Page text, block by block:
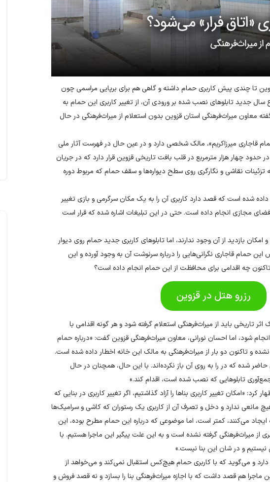
تا چندی پیش کاربری حمام داشته و گاهی هم برای برپایی مراسمی چون
سال جدید تابلوهای نصب شده بر ورودی آن، از تغییر کاربری این حمام به
معاون میراث‌فرهنگی استان قزوین بدون استعلام از میراث‌فرهنگی در حال
قاجاری میرزاکریم»، مالک شخصی دارد و در عین حال در فهرست آثار ملی
چهار هزار مترمربع در قلب بافت تاریخی قزوین قرار دارد که در جریان
در سال ۱۳۹۴، سه لایه تزئینات نقاشی و نگارگری روی سطح دیواره‌ها و سقف حمام که مربوط دوره
شده است که قصد دارد کاربری آن را به یک مکان سرگرمی و بازی تغییر
مجازی انجام داده‌ است. حتی در این تبلیغات اشاره شده که قرار است
بازدید از آن وجود ندارند، اما تابلوهای کاربری جدید حمام روی دیوار
قاجاری نگرانی‌هایی را درباره سرنوشت آن به وجود آورده و این
چه اقدامی برای محافظت از این حمام انجام داده است؟
رزرو هتل در قزوین
تاریخی باید از میراث‌فرهنگی استعلام گرفته شود و هر گونه اقدامی با
شود، اما احسان نورانی، معاون میراث‌فرهنگی قزوین گفت: «درباره حمام
نشده و تاکنون دو بار از میراث‌فرهنگی به مالک این خانه اخطار داده شده است.
شده که در را به روی آن باز نکرده‌اند. با این حال، همچنان در حال
تابلوهایی که نصب شده است، اقدام کند.»
«امکان تغییر کاربری بناها را آزاد گذاشتیم، اگر تغییر کاربری در بنایی که
مانعی ندارد و دخل و تصرف آن از کاربری یک رستوران که کاشی و سرامیک‌ها
ایجاد می‌کنند، کمتر است، اما موضوعی که درباره این حمام مطرح بوده، این
از میراث‌فرهنگی گرفته نشده است و به این علت پیگیر این ماجرا هستیم. با
نیستیم و در شان این بنا نیست.»
و می‌گوید که با کاربری حمام هیچ‌کس استقبال نمی‌کند و می‌خواهد از
ماجرا هم قصد داشت که با اجازه میراث‌فرهنگی بنا را بسازد و نه قصد فروش و